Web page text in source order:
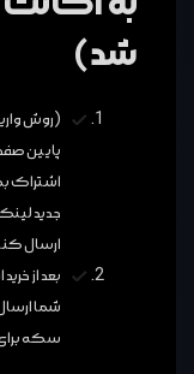
شد)
(روش
پایین
جدید
ارسال
بعد از
شما
سکه